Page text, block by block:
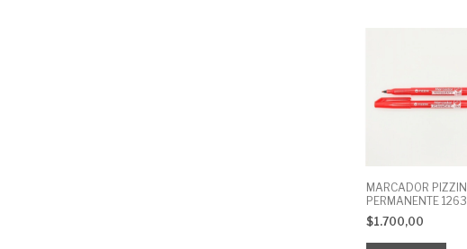
MARCADOR PIZZINI
PERMANENTE 1263
ROJO 1 MM
$1.700,00